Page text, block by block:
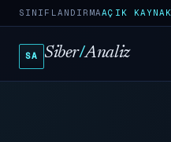
SINIFLANDIRMAAÇIK KAYNAK
SA Siber/Analiz